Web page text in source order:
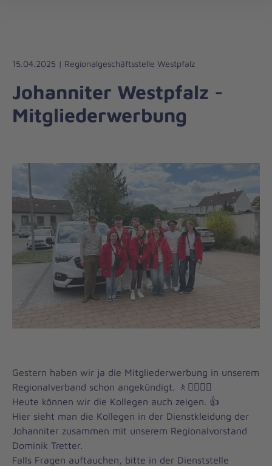
Liebe
Leben
15.04.2025 | Regionalgeschäftsstelle Westpfalz
Johanniter Westpfalz -
Mitgliederwerbung
Gestern haben wir ja die Mitgliederwerbung in unserem
Regionalverband schon angekündigt. 🚶🚶‍♀️🚶‍♂️
Heute können wir die Kollegen auch zeigen. 👍
Hier sieht man die Kollegen in der Dienstkleidung der
Johanniter zusammen mit unserem Regionalvorstand
Dominik Tretter.
Falls Fragen auftauchen, bitte in der Dienststelle